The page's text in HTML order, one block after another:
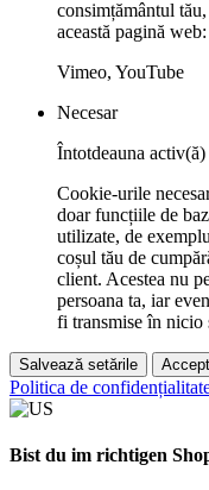
consimțământul
această pagină web:
Vimeo, YouTube
Necesar
Întotdeauna activ(ă)
Cookie-urile
doar funcțiile de
utilizate, de
coșul tău de
client. Acestea nu
persoana ta, iar
fi transmise în nicio
Salvează setările
Politica de
Bist du im richtigen